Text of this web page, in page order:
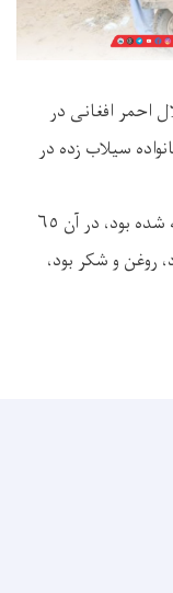
هلال احمر افغانی در
تُن مواد غذایی برای ١٦٦ خانواده سیلاب زده در
این کمک ها که از سوی کشور قرغزستان تهیه شده بود، در آن ٦٥
روغن و شکر بود،